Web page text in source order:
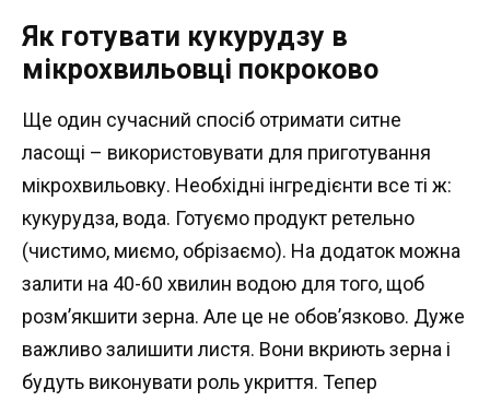
Як готувати кукурудзу в
мікрохвильовці покроково
Ще один сучасний спосіб отримати ситне
ласощі – використовувати для приготування
мікрохвильовку. Необхідні інгредієнти все ті ж:
кукурудза, вода. Готуємо продукт ретельно
(чистимо, миємо, обрізаємо). На додаток можна
залити на 40-60 хвилин водою для того, щоб
розм’якшити зерна. Але це не обов’язково. Дуже
важливо залишити листя. Вони вкриють зерна і
будуть виконувати роль укриття. Тепер